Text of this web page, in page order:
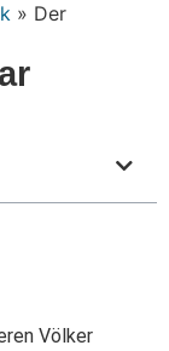
» Der
Völker